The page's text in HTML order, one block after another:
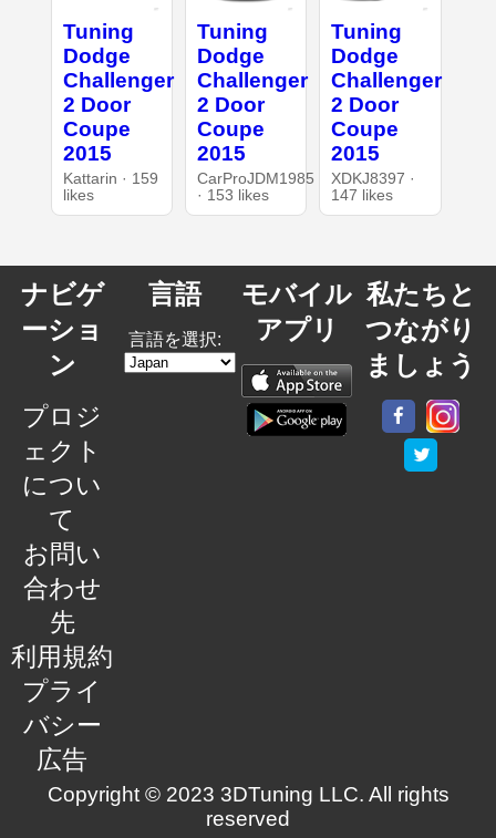
Tuning
Dodge
Challenger
2 Door
Coupe
2015
Kattarin · 159
likes
Tuning
Dodge
Challenger
2 Door
Coupe
2015
CarProJDM1985
· 153 likes
Tuning
Dodge
Challenger
2 Door
Coupe
2015
XDKJ8397 ·
147 likes
ナビゲ
ーショ
ン
プロジ
ェクト
につい
て
お問い
合わせ
先
利用規約
プライ
バシー
広告
言語
言語を選択:
モバイル
アプリ
私たちと
つながり
ましょう
Copyright © 2023 3DTuning LLC. All rights
reserved